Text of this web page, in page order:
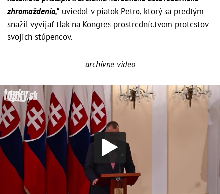
zhromaždenia," uviedol v piatok Petro, ktorý sa predtým
snažil vyvíjať tlak na Kongres prostredníctvom protestov
svojich stúpencov.
archívne video